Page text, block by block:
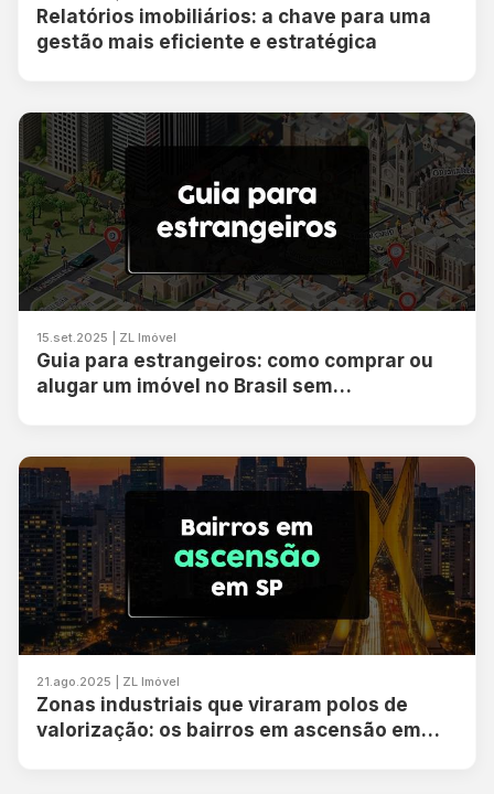
Relatórios imobiliários: a chave para uma
gestão mais eficiente e estratégica
15.set.2025 | ZL Imóvel
Guia para estrangeiros: como comprar ou
alugar um imóvel no Brasil sem
21.ago.2025 | ZL Imóvel
Zonas industriais que viraram polos de
valorização: os bairros em ascensão em